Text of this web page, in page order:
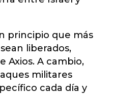
principio que más
liberados,
A cambio,
militares
cada día y